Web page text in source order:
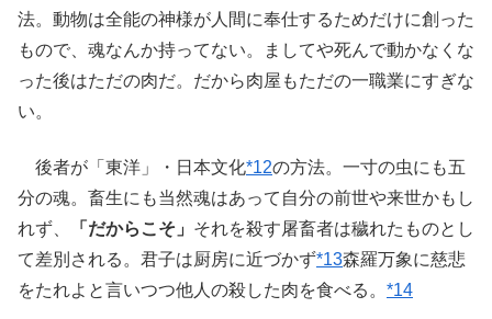
法。動物は全能の神様が人間に奉仕するためだけに創った
もので、魂なんか持ってない。ましてや死んで動かなくな
った後はただの肉だ。だから肉屋もただの一職業にすぎな
い。
後者が「東洋」・日本文化*12の方法。一寸の虫にも五
分の魂。畜生にも当然魂はあって自分の前世や来世かもし
れず、
「だからこそ」 それを殺す屠畜者は穢れたものとし
て差別される。君子は厨房に近づかず*13森羅万象に慈悲
をたれよと言いつつ他人の殺した肉を食べる。 *14